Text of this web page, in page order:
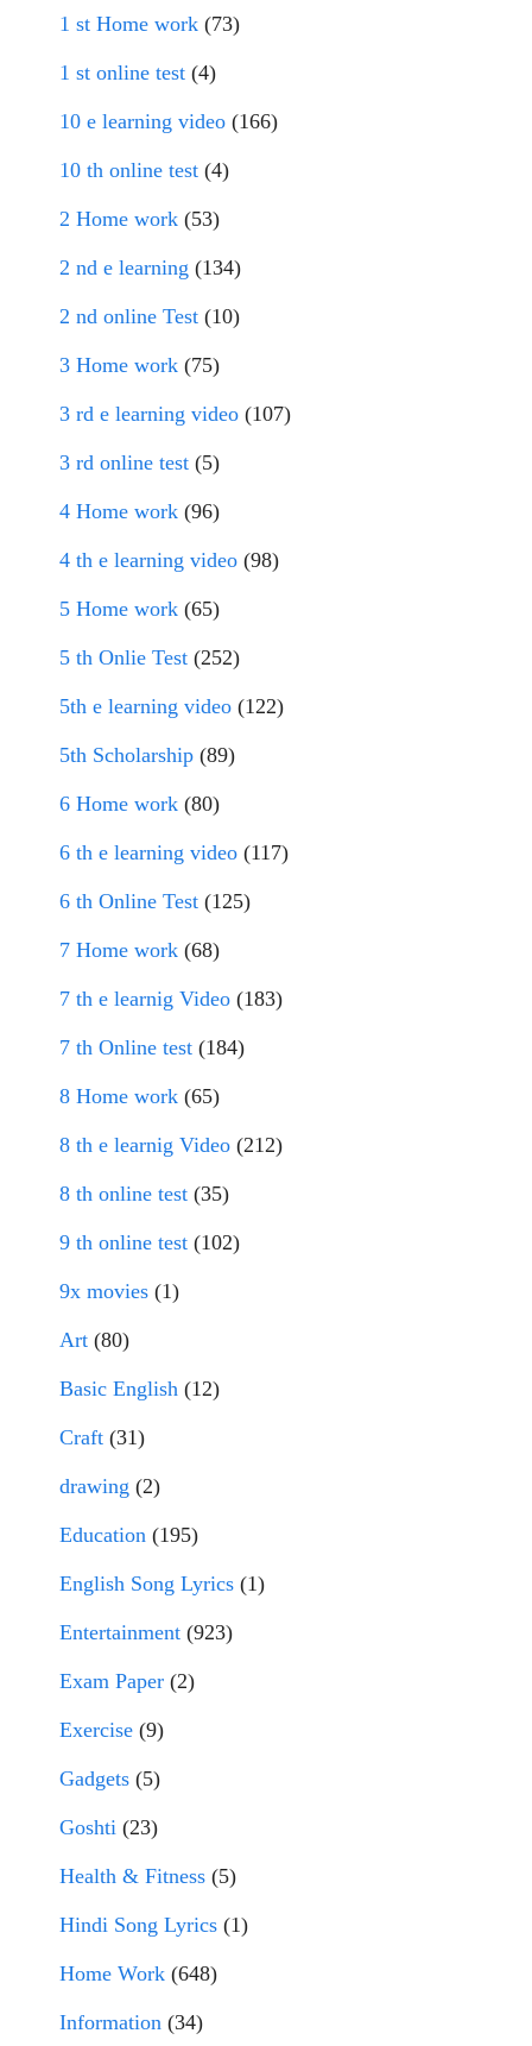
1 st Home work (73)
1 st online test (4)
10 e learning video (166)
10 th online test (4)
2 Home work (53)
2 nd e learning (134)
2 nd online Test (10)
3 Home work (75)
3 rd e learning video (107)
3 rd online test (5)
4 Home work (96)
4 th e learning video (98)
5 Home work (65)
5 th Onlie Test (252)
5th e learning video (122)
5th Scholarship (89)
6 Home work (80)
6 th e learning video (117)
6 th Online Test (125)
7 Home work (68)
7 th e learnig Video (183)
7 th Online test (184)
8 Home work (65)
8 th e learnig Video (212)
8 th online test (35)
9 th online test (102)
9x movies (1)
Art (80)
Basic English (12)
Craft (31)
drawing (2)
Education (195)
English Song Lyrics (1)
Entertainment (923)
Exam Paper (2)
Exercise (9)
Gadgets (5)
Goshti (23)
Health & Fitness (5)
Hindi Song Lyrics (1)
Home Work (648)
Information (34)